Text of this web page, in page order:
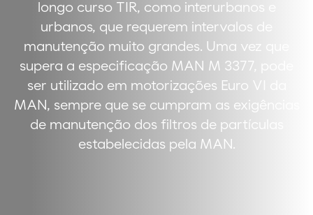
longo curso TIR, como interurbanos e
urbanos, que requerem intervalos de
manutenção muito grandes. Uma vez que
supera a especificação MAN M 3377, pode
ser utilizado em motorizações Euro VI da
MAN, sempre que se cumpram as exigências
de manutenção dos filtros de partículas
estabelecidas pela MAN.